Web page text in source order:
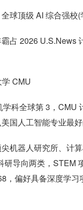
球顶级 AI 综合强校
占 2026 U.S.News
CMU
科全球第 3，CMU
国人工智能专业最好
机器人研究所、计
研导向两类，STEM
，偏好具备深度学